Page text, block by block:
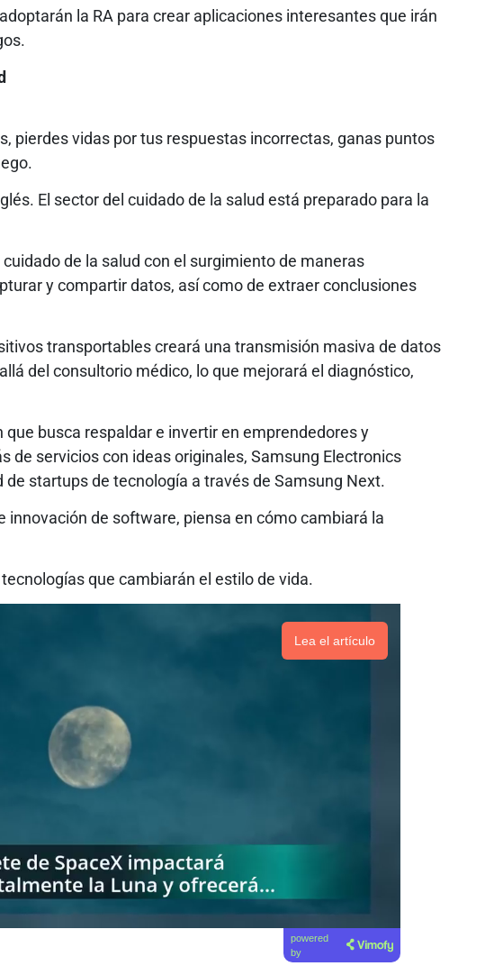
la RA para crear aplicaciones interesantes que irán
pierdes vidas por tus respuestas incorrectas, ganas puntos
El sector del cuidado de la salud está preparado para la
de la salud con el surgimiento de maneras
y compartir datos, así como de extraer conclusiones
transportables creará una transmisión masiva de datos
del consultorio médico, lo que mejorará el diagnóstico,
que busca respaldar e invertir en emprendedores y
de servicios con ideas originales, Samsung Electronics
startups de tecnología a través de Samsung Next.
innovación de software, piensa en cómo cambiará la
que cambiarán el estilo de vida.
Lea el artículo
powered
by